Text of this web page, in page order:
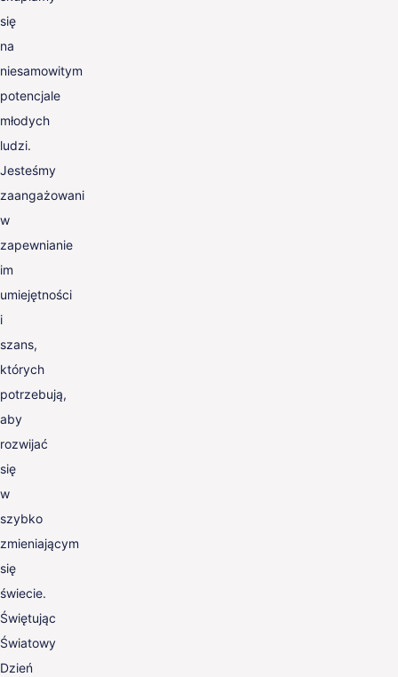
się
na
niesamowitym
potencjale
młodych
ludzi.
Jesteśmy
zaangażowani
w
zapewnianie
im
umiejętności
i
szans,
których
potrzebują,
aby
rozwijać
się
w
szybko
zmieniającym
się
świecie.
Świętując
Światowy
Dzień